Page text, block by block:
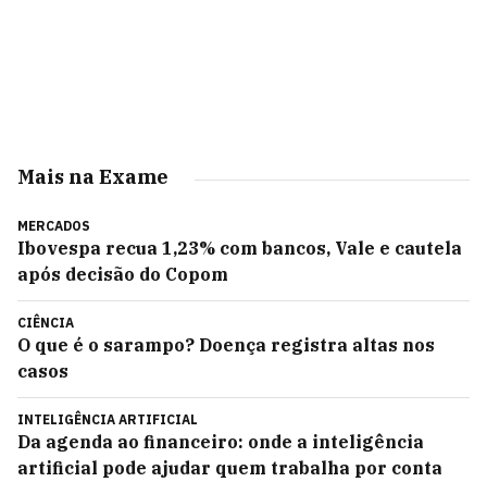
Mais na Exame
MERCADOS
Ibovespa recua 1,23% com bancos, Vale e cautela
após decisão do Copom
CIÊNCIA
O que é o sarampo? Doença registra altas nos
casos
INTELIGÊNCIA ARTIFICIAL
Da agenda ao financeiro: onde a inteligência
artificial pode ajudar quem trabalha por conta